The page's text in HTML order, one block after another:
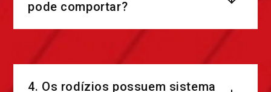
pode comportar?
4. Os rodízios possuem sistema